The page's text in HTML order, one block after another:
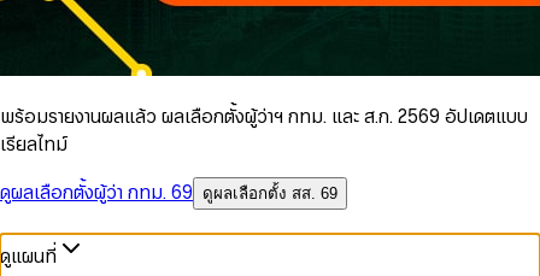
พร้อมรายงานผลแล้ว ผลเลือกตั้งผู้ว่าฯ กทม. และ ส.ก. 2569 อัปเดตแบบ
เรียลไทม์
ดูผลเลือกตั้งผู้ว่า กทม. 69
ดูผลเลือกตั้ง สส. 69
ดูแผนที่